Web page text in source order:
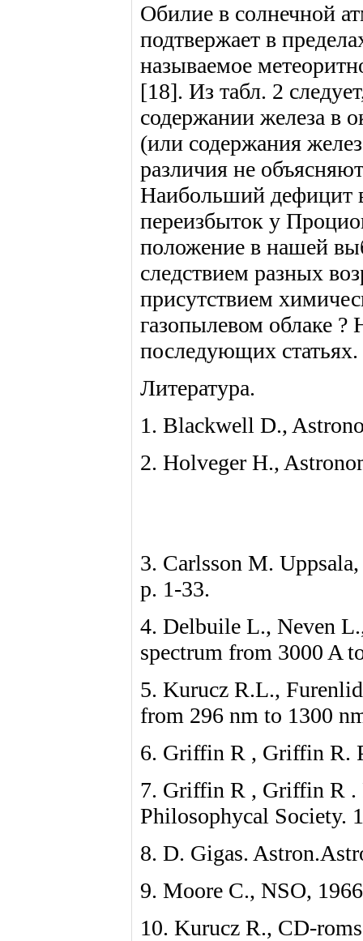
Обилие в солнечной
подтвержает в
называемое
[18]. Из табл. 2
содержании железа в
(или содержания
различия не
Наибольший дефицит
переизбыток у
положение в нашей
следствием разных
присутствием
газопылевом облаке ?
последующих статьях.
Литература.
1. Blackwell D.,
2. Holveger H.,
3. Carlsson M.
p. 1-33.
4. Delbuile L., Neven
spectrum from 3000 A
5. Kurucz R.L.,
from 296 nm to 1300
6. Griffin R , Griffin R.
7. Griffin R , Griffin R .
Philosophycal Society.
8. D. Gigas.
9. Moore C., NSO,
10. Kurucz R., CD-